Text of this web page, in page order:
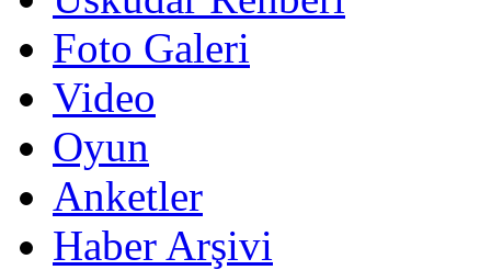
Foto Galeri
Video
Oyun
Anketler
Haber Arşivi